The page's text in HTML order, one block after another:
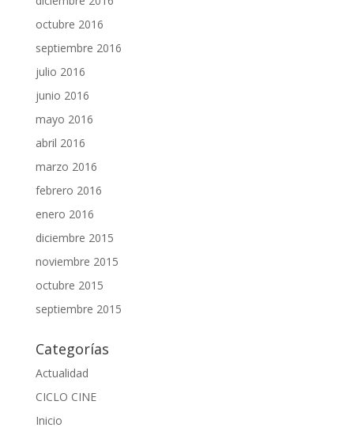
octubre 2016
septiembre 2016
julio 2016
junio 2016
mayo 2016
abril 2016
marzo 2016
febrero 2016
enero 2016
diciembre 2015
noviembre 2015
octubre 2015
septiembre 2015
Categorías
Actualidad
CICLO CINE
Inicio